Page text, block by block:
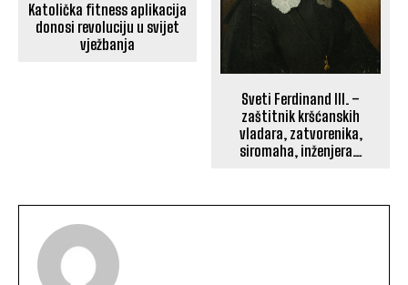
Katolička fitness aplikacija
donosi revoluciju u svijet
vježbanja
Sveti Ferdinand III. –
zaštitnik kršćanskih
vladara, zatvorenika,
siromaha, inženjera…